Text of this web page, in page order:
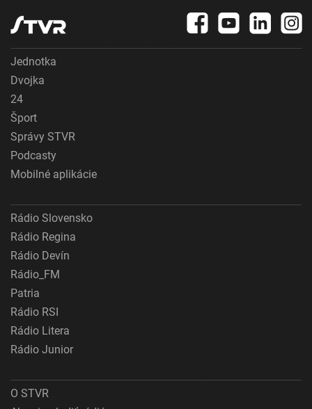
Jednotka
Dvojka
24
Šport
Správy STVR
Podcasty
Mobilné aplikácie
Rádio Slovensko
Rádio Regina
Rádio Devín
Rádio_FM
Patria
Rádio RSI
Rádio Litera
Rádio Junior
O STVR